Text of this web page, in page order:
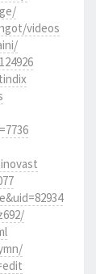
videos